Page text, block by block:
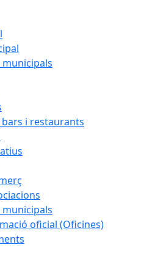
i restaurants
oficial (Oficines)